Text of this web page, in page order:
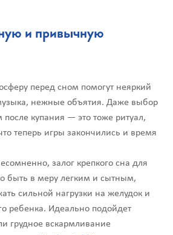
и привычную
перед сном помогут неяркий
нежные объятия. Даже выбор
купания — это тоже ритуал,
теперь игры закончились и время
залог крепкого сна для
быть в меру легким и сытным,
сильной нагрузки на желудок и
ребенка. Идеально подойдет
грудное вскармливание